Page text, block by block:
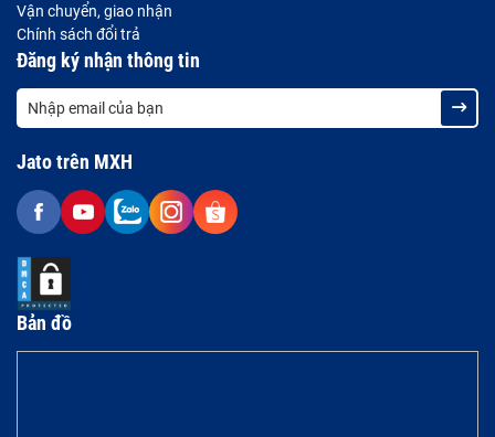
Vận chuyển, giao nhận
Chính sách đổi trả
Đăng ký nhận thông tin
Jato trên MXH
Bản đồ